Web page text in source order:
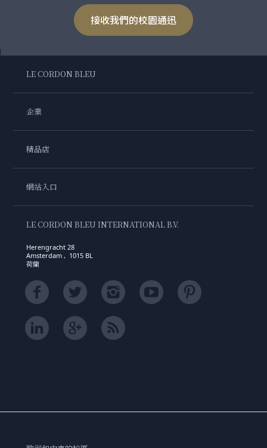
接收我們的校園通迅
LE CORDON BLEU
企業
精品店
網站入口
LE CORDON BLEU INTERNATIONAL B.V.
Herengracht 28
Amsterdam , 1015 BL
荷蘭